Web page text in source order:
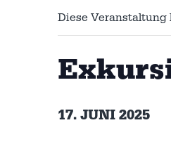
Diese
17. JUNI 2025